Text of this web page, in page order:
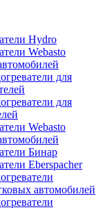
Hydro
Webasto
для
для
Webasto
Бинар
Eberspacher
автомобилей